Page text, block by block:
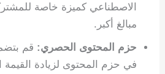
الاصطناعي كميزة خاصة
مبالغ أكبر.
حزم المحتوى الحصري: قم
في حزم المحتوى لزيادة القيمة